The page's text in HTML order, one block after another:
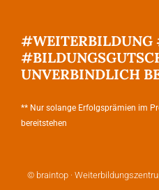
#WEITERBILDUNG
UNVERBINDLICH
** Nur solange Erfolgsprämien im
bereitstehen
© braintop ·